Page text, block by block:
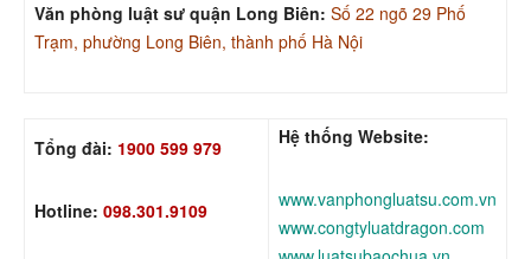
Văn phòng luật sư quận Long Biên: Số 22 ngõ 29 Phố
Trạm, phường Long Biên, thành phố Hà Nội
Tổng đài: 1900 599 979
Hotline: 098.301.9109
Hệ thống Website:
www.vanphongluatsu.com.vn
www.congtyluatdragon.com